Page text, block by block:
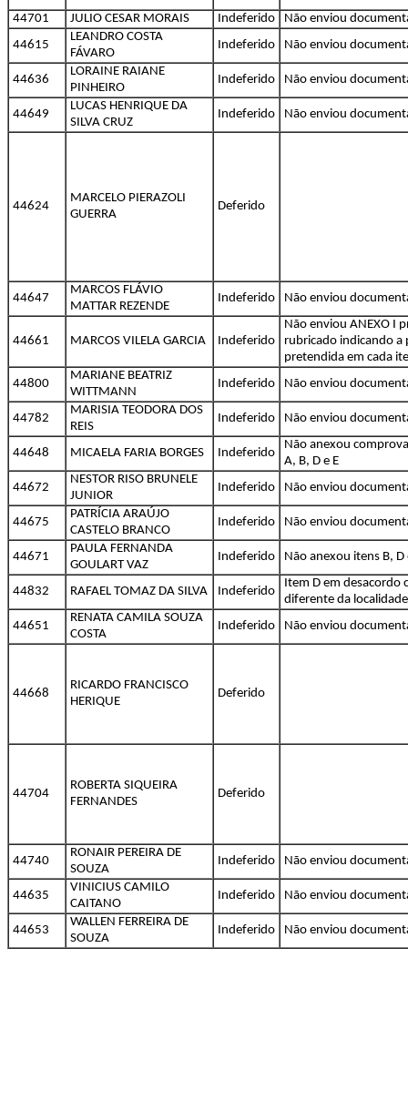
44701 JULIO CESAR MORAIS Indeferido
Não enviou
44615
LEANDRO COSTA
FÁVARO
Indeferido Não enviou
44636
LORAINE RAIANE
PINHEIRO
Indeferido Não enviou
44649
LUCAS HENRIQUE DA
SILVA CRUZ
Indeferido Não enviou
44624
MARCELO PIERAZOLI
GUERRA
Deferido
44647
MARCOS FLÁVIO
MATTAR REZENDE
Indeferido Não enviou
44661 MARCOS VILELA GARCIA Indeferido
Não enviou ANEXO I
rubricado indicando a
pretendida em cada
44800
MARIANE BEATRIZ
WITTMANN
Indeferido Não enviou
44782
MARISIA TEODORA DOS
REIS
Indeferido Não enviou
44648 MICAELA FARIA BORGES Indeferido
Não anexou
A, B, D e E
44672
NESTOR RISO BRUNELE
JUNIOR
Indeferido Não enviou
44675
PATRÍCIA ARAÚJO
CASTELO BRANCO
Indeferido Não enviou
44671
PAULA FERNANDA
GOULART VAZ
Indeferido Não anexou itens B, D
44832 RAFAEL TOMAZ DA SILVA Indeferido
Item D em desacordo
diferente da
44651
RENATA CAMILA SOUZA
COSTA
Indeferido Não enviou
44668
RICARDO FRANCISCO
HERIQUE
Deferido
44704
ROBERTA SIQUEIRA
FERNANDES
Deferido
44740
RONAIR PEREIRA DE
SOUZA
Indeferido Não enviou
44635
VINICIUS CAMILO
CAITANO
Indeferido Não enviou
44653
WALLEN FERREIRA DE
SOUZA
Indeferido Não enviou